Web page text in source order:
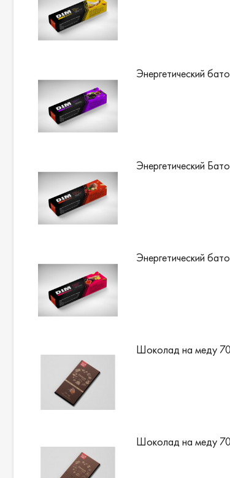
Энергетический
Энергетический
Энергетический
Шоколад на меду
Шоколад на меду